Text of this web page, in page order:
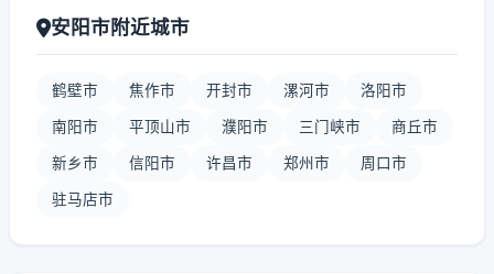
安阳市附近城市
鹤壁市 焦作市 开封市 漯河市 洛阳市
南阳市 平顶山市 濮阳市 三门峡市 商丘市
新乡市 信阳市 许昌市 郑州市 周口市
驻马店市